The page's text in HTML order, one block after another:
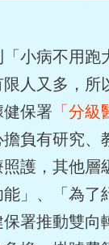
小病不用跑
限人又多，所
保署 「分級
負有研究、
護，其他層
」、「為了
署推動雙向